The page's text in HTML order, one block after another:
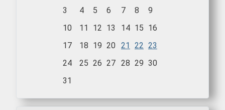
3
4 5 6 7 8
9
10
11 12 13 14 15 16
17
18 19 20 21 22 23
24
25 26 27 28 29 30
31